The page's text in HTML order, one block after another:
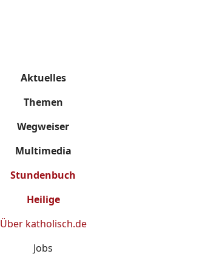
Aktuelles
Themen
Wegweiser
Multimedia
Stundenbuch
Heilige
Über katholisch.de
Jobs